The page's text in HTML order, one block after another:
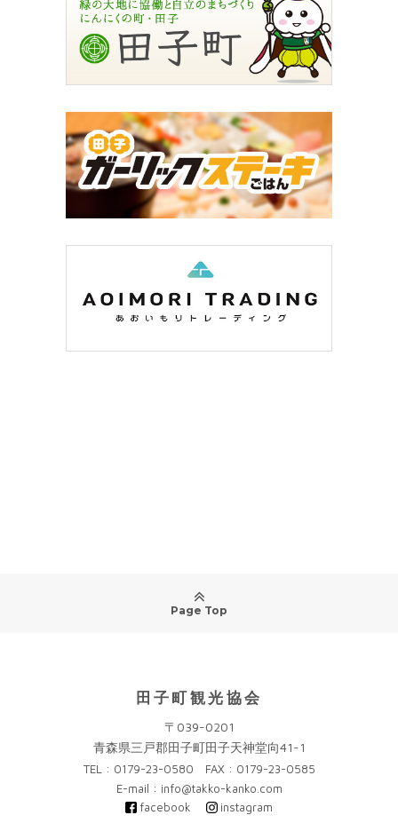
Page Top
田子町観光協会
〒039-0201
青森県三戸郡田子町田子天神堂向41-1
TEL : 0179-23-0580 FAX : 0179-23-0585
E-mail : info@takko-kanko.com
facebook
instagram